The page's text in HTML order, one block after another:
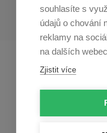
souhlasíte s
údajů o chování
reklamy na
na dalších
Zjistit více